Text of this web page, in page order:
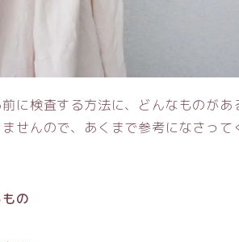
に検査する方法に、どんなものがあ
せんので、あくまで参考になさって
の